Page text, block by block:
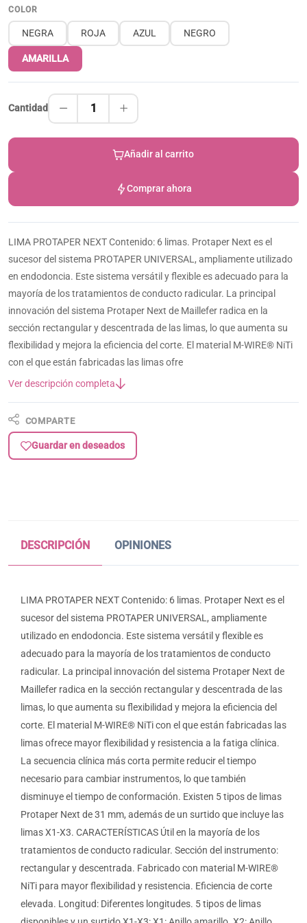
COLOR
NEGRA ROJA AZUL NEGRO
AMARILLA
Cantidad 1
Añadir al carrito
Comprar ahora
LIMA PROTAPER NEXT Contenido: 6 limas. Protaper Next es el
sucesor del sistema PROTAPER UNIVERSAL, ampliamente utilizado
en endodoncia. Este sistema versátil y flexible es adecuado para la
mayoría de los tratamientos de conducto radicular. La principal
innovación del sistema Protaper Next de Maillefer radica en la
sección rectangular y descentrada de las limas, lo que aumenta su
flexibilidad y mejora la eficiencia del corte. El material M-WIRE® NiTi
con el que están fabricadas las limas ofre
Ver descripción completa
COMPARTE
Guardar en deseados
DESCRIPCIÓN OPINIONES
LIMA PROTAPER NEXT Contenido: 6 limas. Protaper Next es el
sucesor del sistema PROTAPER UNIVERSAL, ampliamente
utilizado en endodoncia. Este sistema versátil y flexible es
adecuado para la mayoría de los tratamientos de conducto
radicular. La principal innovación del sistema Protaper Next de
Maillefer radica en la sección rectangular y descentrada de las
limas, lo que aumenta su flexibilidad y mejora la eficiencia del
corte. El material M-WIRE® NiTi con el que están fabricadas las
limas ofrece mayor flexibilidad y resistencia a la fatiga clínica.
La secuencia clínica más corta permite reducir el tiempo
necesario para cambiar instrumentos, lo que también
disminuye el tiempo de conformación. Existen 5 tipos de limas
Protaper Next de 31 mm, además de un surtido que incluye las
limas X1-X3. CARACTERÍSTICAS Útil en la mayoría de los
tratamientos de conducto radicular. Sección del instrumento:
rectangular y descentrada. Fabricado con material M-WIRE®
NiTi para mayor flexibilidad y resistencia. Eficiencia de corte
elevada. Longitud: Diferentes longitudes. 5 tipos de limas